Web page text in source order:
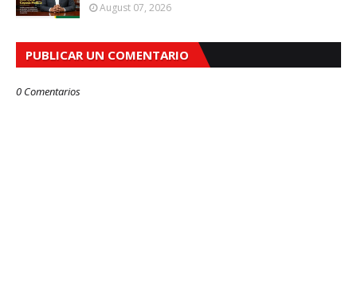
August 07, 2026
PUBLICAR UN COMENTARIO
0 Comentarios